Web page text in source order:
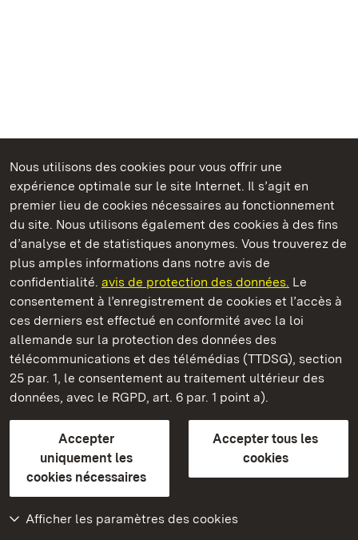
Nous utilisons des cookies pour vous offrir une
expérience optimale sur le site Internet. Il s’agit en
premier lieu de cookies nécessaires au fonctionnement
du site. Nous utilisons également des cookies à des fins
d’analyse et de statistiques anonymes. Vous trouverez de
plus amples informations dans notre avis de
confidentialité. avis de protection des données. Le
consentement à l’enregistrement de cookies et l’accès à
ces derniers est effectué en conformité avec la loi
allemande sur la protection des données des
télécommunications et des télémédias (TTDSG), section
25 par. 1, le consentement au traitement ultérieur des
données, avec le RGPD, art. 6 par. 1 point a).
Accepter
uniquement les
cookies nécessaires
Accepter tous les
cookies
Afficher les paramètres des cookies
Châteaux et jardins publics du Bade-Wurtemberg
Staatliche Schlösser und Gärten Baden‑Württemberg
Châteaux et jardins publics du Bade-Wurtemberg
ContactFAQ et réponsesMentions légales
Protection des données
Explications sur l’accessibilité
BITV-konform (geprüfte Seiten)
plus loin
Accueil
Monuments
Rendez-nous visite